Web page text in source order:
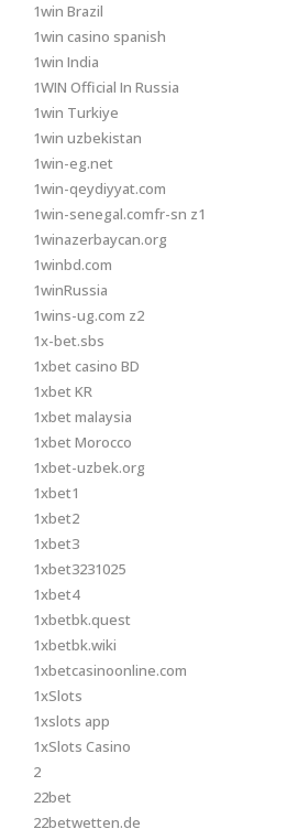
1win Brazil
1win casino spanish
1win India
1WIN Official In Russia
1win Turkiye
1win uzbekistan
1win-eg.net
1win-qeydiyyat.com
1win-senegal.comfr-sn z1
1winazerbaycan.org
1winbd.com
1winRussia
1wins-ug.com z2
1x-bet.sbs
1xbet casino BD
1xbet KR
1xbet malaysia
1xbet Morocco
1xbet-uzbek.org
1xbet1
1xbet2
1xbet3
1xbet3231025
1xbet4
1xbetbk.quest
1xbetbk.wiki
1xbetcasinoonline.com
1xSlots
1xslots app
1xSlots Casino
2
22bet
22betwetten.de